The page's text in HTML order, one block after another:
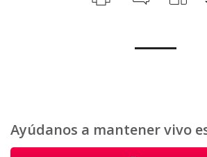
Ayúdanos a mantener vivo